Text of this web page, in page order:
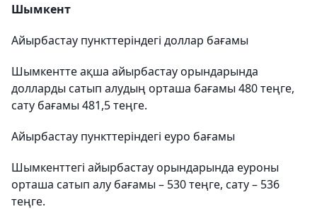
Шымкент
Айырбастау пункттеріндегі доллар бағамы
Шымкентте ақша айырбастау орындарында
долларды сатып алудың орташа бағамы 480 теңге,
сату бағамы 481,5 теңге.
Айырбастау пункттеріндегі еуро бағамы
Шымкенттегі айырбастау орындарында еуроны
орташа сатып алу бағамы – 530 теңге, сату – 536
теңге.